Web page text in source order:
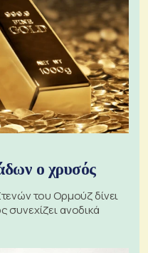
ο χρυσός
του Ορμούζ δίνει
συνεχίζει ανοδικά